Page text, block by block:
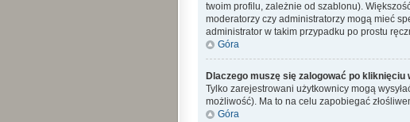
twoim profilu, zależnie od szablonu).
moderatorzy czy administratorzy mogą mieć
administrator w takim przypadku po prostu
Góra
Dlaczego muszę się zalogować po
Tylko zarejestrowani użytkownicy mogą
możliwość). Ma to na celu zapobiegać
Góra